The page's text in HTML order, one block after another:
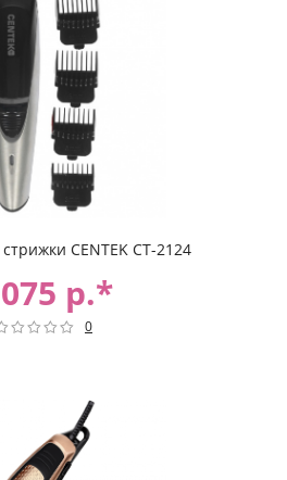
CENTEK CT-2124
р.*
0